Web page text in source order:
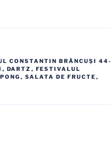
CONSTANTIN BRÂNCUȘI 44-
, DARTZ , FESTIVALUL
, SALATA DE FRUCTE ,